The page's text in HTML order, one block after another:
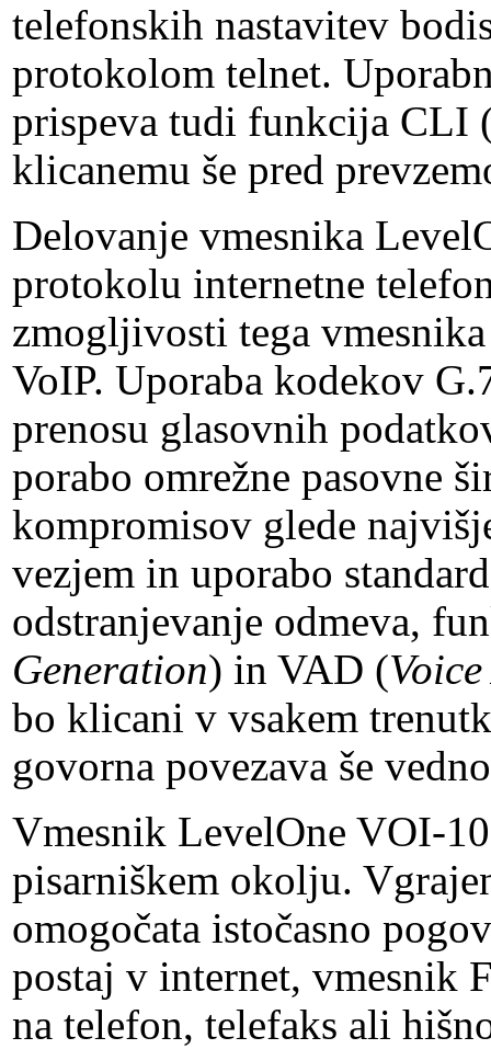
telefonskih nastavitev
protokolom telnet.
prispeva tudi funkcija CLI
klicanemu še pred
Delovanje vmesnika
protokolu internetne
zmogljivosti tega
VoIP. Uporaba kodekov
prenosu glasovnih
porabo omrežne pasovne
kompromisov glede
vezjem in uporabo
odstranjevanje odmeva,
Generation) in VAD (
bo klicani v vsakem
govorna povezava še
Vmesnik LevelOne VOI-
pisarniškem okolju.
omogočata istočasno
postaj v internet, vmesnik
na telefon, telefaks ali